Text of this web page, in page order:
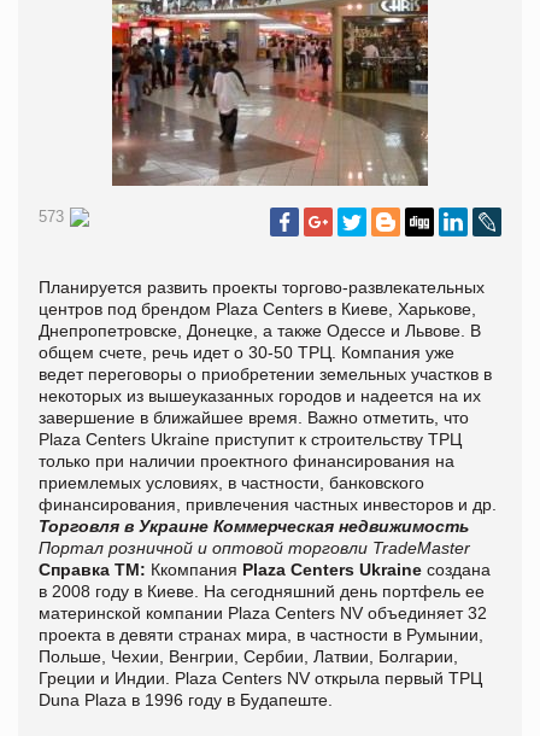
573
Планируется развить проекты торгово-развлекательных
центров под брендом Plaza Centers в Киеве, Харькове,
Днепропетровске, Донецке, а также Одессе и Львове. В
общем счете, речь идет о 30-50 ТРЦ. Компания уже
ведет переговоры о приобретении земельных участков в
некоторых из вышеуказанных городов и надеется на их
завершение в ближайшее время. Важно отметить, что
Plaza Centers Ukraine приступит к строительству ТРЦ
только при наличии проектного финансирования на
приемлемых условиях, в частности, банковского
финансирования, привлечения частных инвесторов и др.
Торговля в Украине Коммерческая недвижимость
Портал розничной и оптовой торговли TradeMaster
Справка ТМ: Ккомпания Plaza Centers Ukraine создана
в 2008 году в Киеве. На сегодняшний день портфель ее
материнской компании Plaza Centers NV объединяет 32
проекта в девяти странах мира, в частности в Румынии,
Польше, Чехии, Венгрии, Сербии, Латвии, Болгарии,
Греции и Индии. Plaza Centers NV открыла первый ТРЦ
Duna Plaza в 1996 году в Будапеште.